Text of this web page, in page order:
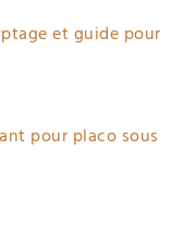
et guide pour
pour placo sous